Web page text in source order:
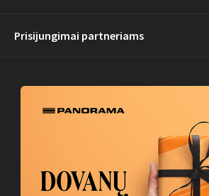
Prisijungimai partneriams